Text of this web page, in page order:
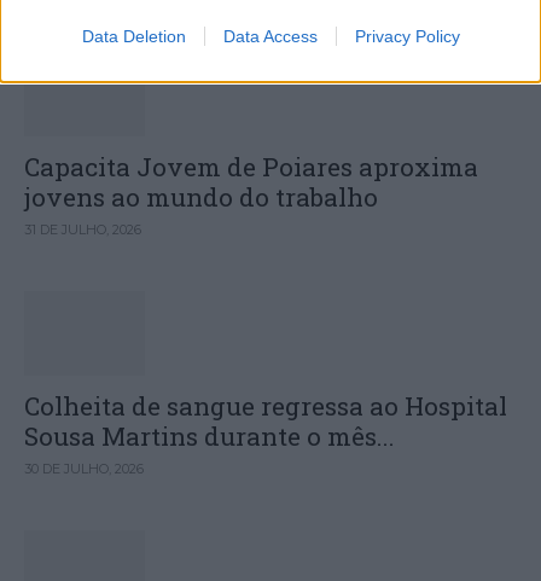
Data Deletion Data Access Privacy Policy
Capacita Jovem de Poiares aproxima
jovens ao mundo do trabalho
31 DE JULHO, 2026
Colheita de sangue regressa ao Hospital
Sousa Martins durante o mês...
30 DE JULHO, 2026